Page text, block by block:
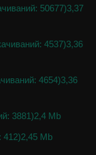
50677)3,37
4537)3,36
4654)3,36
3881)2,4 Mb
412)2,45 Mb